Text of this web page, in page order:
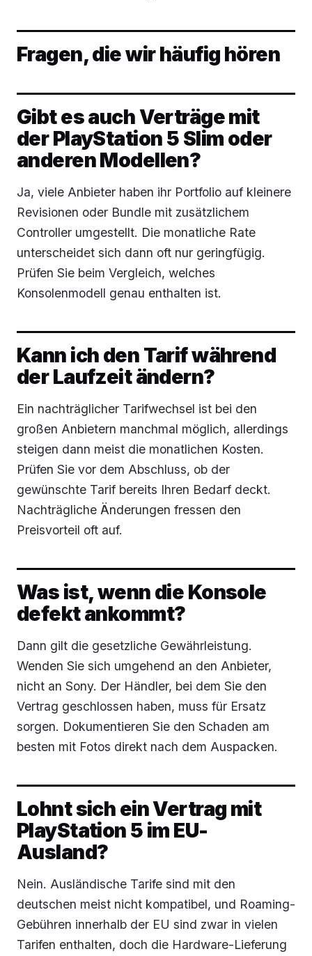
Fragen, die wir häufig hören
Gibt es auch Verträge mit
der PlayStation 5 Slim oder
anderen Modellen?
Ja, viele Anbieter haben ihr Portfolio auf kleinere
Revisionen oder Bundle mit zusätzlichem
Controller umgestellt. Die monatliche Rate
unterscheidet sich dann oft nur geringfügig.
Prüfen Sie beim Vergleich, welches
Konsolenmodell genau enthalten ist.
Kann ich den Tarif während
der Laufzeit ändern?
Ein nachträglicher Tarifwechsel ist bei den
großen Anbietern manchmal möglich, allerdings
steigen dann meist die monatlichen Kosten.
Prüfen Sie vor dem Abschluss, ob der
gewünschte Tarif bereits Ihren Bedarf deckt.
Nachträgliche Änderungen fressen den
Preisvorteil oft auf.
Was ist, wenn die Konsole
defekt ankommt?
Dann gilt die gesetzliche Gewährleistung.
Wenden Sie sich umgehend an den Anbieter,
nicht an Sony. Der Händler, bei dem Sie den
Vertrag geschlossen haben, muss für Ersatz
sorgen. Dokumentieren Sie den Schaden am
besten mit Fotos direkt nach dem Auspacken.
Lohnt sich ein Vertrag mit
PlayStation 5 im EU-
Ausland?
Nein. Ausländische Tarife sind mit den
deutschen meist nicht kompatibel, und Roaming-
Gebühren innerhalb der EU sind zwar in vielen
Tarifen enthalten, doch die Hardware-Lieferung